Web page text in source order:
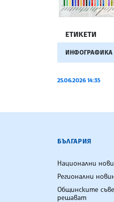
ЕТИКЕТИ
ИНФОГРАФИКА
25.06.2026 14:35
БЪЛГАРСКА
БЪЛГАРИЯ
Национални
Регионални
Общинските
решават